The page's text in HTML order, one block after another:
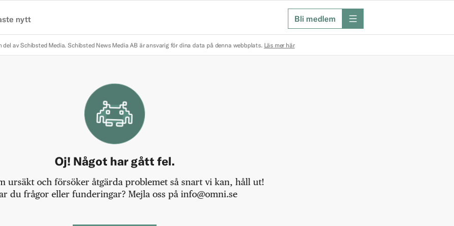
nytt Bli medlem meny
del av Schibsted Media. Schibsted News Media AB är ansvarig för dina data på denna webbplats. Läs mer här
Oj! Något har gått fel.
ursäkt och försöker åtgärda problemet så snart vi kan, håll ut!
du frågor eller funderingar? Mejla oss på info@omni.se